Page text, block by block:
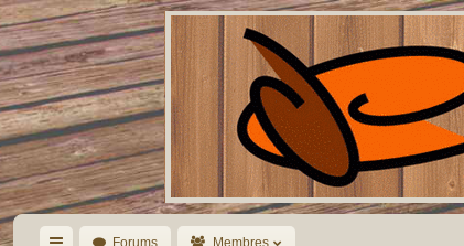
Forums Membres